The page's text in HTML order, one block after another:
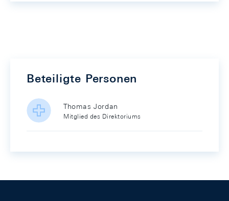
Beteiligte Personen
Thomas Jordan
Mitglied des Direktoriums